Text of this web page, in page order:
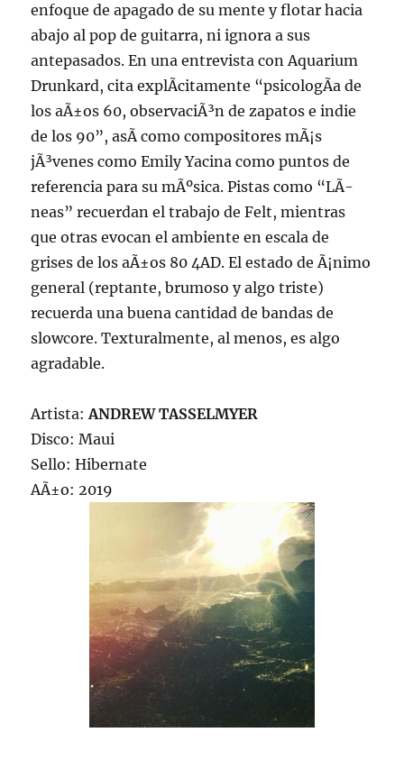
enfoque de apagado de su mente y flotar hacia
abajo al pop de guitarra, ni ignora a sus
antepasados. En una entrevista con Aquarium
Drunkard, cita explÃ­citamente “psicologÃ­a de
los aÃ±os 60, observaciÃ³n de zapatos e indie
de los 90”, asÃ­ como compositores mÃ¡s
jÃ³venes como Emily Yacina como puntos de
referencia para su mÃºsica. Pistas como “LÃ­
neas” recuerdan el trabajo de Felt, mientras
que otras evocan el ambiente en escala de
grises de los aÃ±os 80 4AD. El estado de Ã¡nimo
general (reptante, brumoso y algo triste)
recuerda una buena cantidad de bandas de
slowcore. Texturalmente, al menos, es algo
agradable.
Artista:ANDREW TASSELMYER
Disco: Maui
Sello: Hibernate
AÃ±o: 2019